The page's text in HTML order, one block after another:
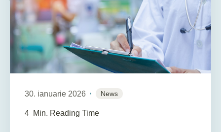
30. ianuarie 2026 News
4 Min. Reading Time